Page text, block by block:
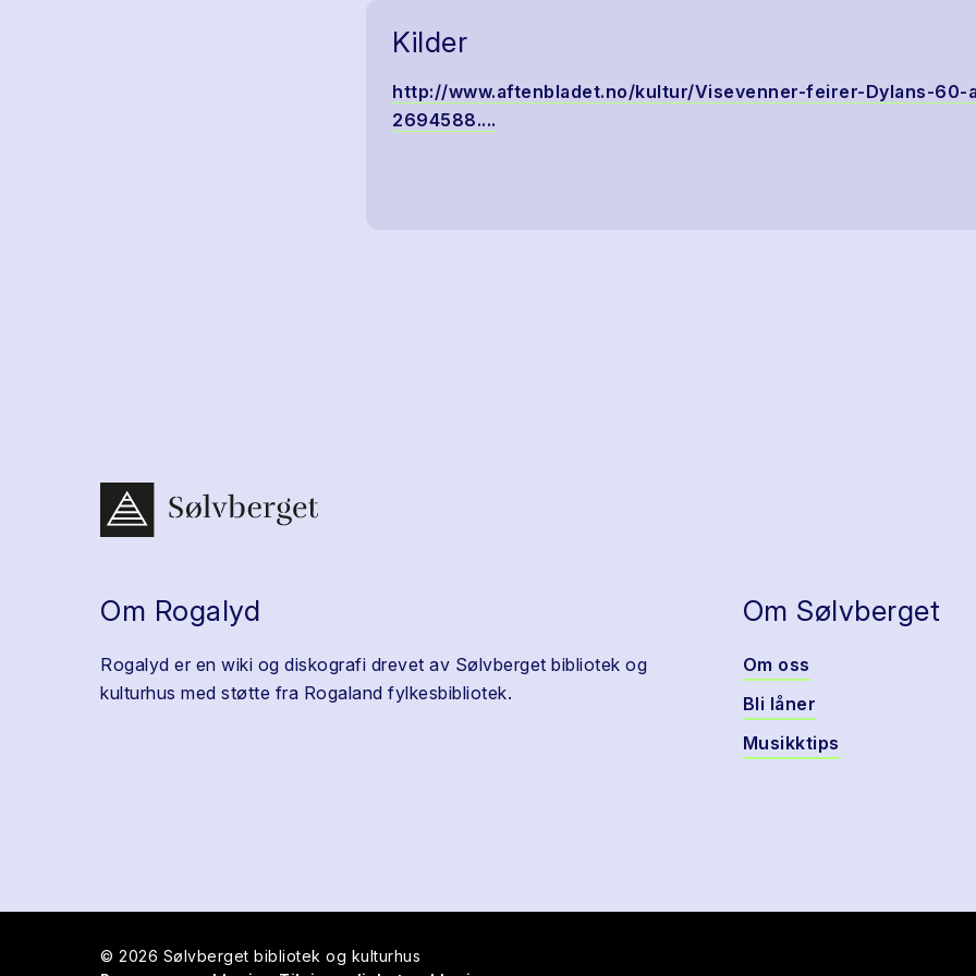
Kilder
http://www.aftenbladet.no/kultur/Visevenner-feirer-Dylans-60-
2694588....
Om Rogalyd
Rogalyd er en wiki og diskografi drevet av Sølvberget bibliotek og
kulturhus med støtte fra Rogaland fylkesbibliotek.
Om Sølvberget
Om oss
Bli låner
Musikktips
© 2026 Sølvberget bibliotek og kulturhus